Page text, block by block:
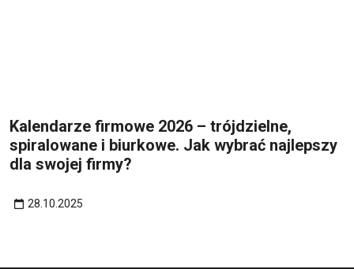
Kalendarze firmowe 2026 – trójdzielne,
spiralowane i biurkowe. Jak wybrać najlepszy
dla swojej firmy?
28.10.2025